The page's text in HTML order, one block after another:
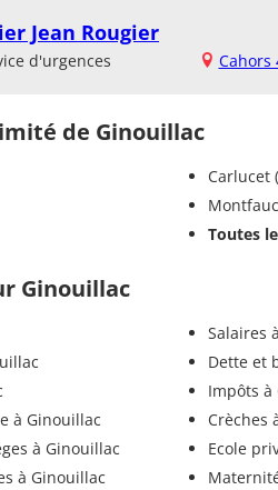
Jean Rougier
d'urgences Cahors
de Ginouillac
Carlucet
Toutes
Ginouillac
à Ginouillac
à Ginouillac
à Ginouillac
Salaires
Dette et
Impôts à
Crèches
Ecole